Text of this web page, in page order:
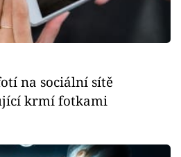
na sociální sítě
krmí fotkami